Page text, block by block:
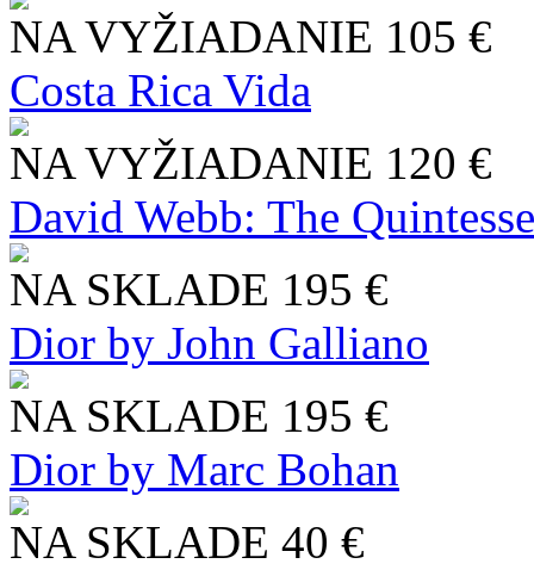
NA VYŽIADANIE 105 €
Costa Rica Vida
NA VYŽIADANIE 120 €
David Webb: The
NA SKLADE 195 €
Dior by John Galliano
NA SKLADE 195 €
Dior by Marc Bohan
NA SKLADE 40 €